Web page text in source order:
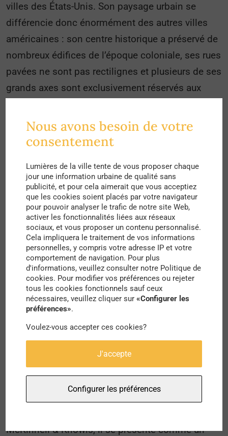
villes des États-Unis. Son paysage urbain se
différencie donc énormément des autres villes
américaines : son centre historique a préservé de
nombreux édifices de l’époque coloniale, ses rues
pavées ne sont pas rectilignes et plusieurs de ses
grands axes sont exclusivement réservés aux
davantage à l’horizontal
et qui se rapproche
finalement plus du standard européen.
Boston est considérée comme le joyau
architectural de la Nouvelle-Angleterre. À
l’identique des autres grandes villes de la région,
les autorités locales ont favorisé une préservation
du bâti ancien pour l’allier aux buildings
modernes. L’association donne alors lieu à un
mélange architectural atypique entre le style
géorgien et victorien des 18ème et 19èmesiècle, et
le style moderne et contemporain de la deuxième
moitié du 20 ème
Bien que la combinaison hétéroclite puisse
renvoyer à une certaine harmonie, quelques
édifices essuient plus de critiques que d’autres.
comme l’hôtel de ville “Boston City Hall”.
McKinnell & Knowls, il se présente comme un
Nous avons besoin de votre
consentement
Lumières de la ville tente de vous proposer chaque
jour une information urbaine de qualité sans
publicité, et pour cela aimerait que vous acceptiez
que les cookies soient placés par votre navigateur
pour pouvoir analyser le trafic de notre site Web,
activer les fonctionnalités liées aux réseaux
sociaux, et vous proposer un contenu personnalisé.
Cela impliquera le traitement de vos informations
personnelles, y compris votre adresse IP et votre
comportement de navigation. Pour plus
d'informations, veuillez consulter notre Politique de
cookies. Pour modifier vos préférences ou rejeter
tous les cookies fonctionnels sauf ceux
nécessaires, veuillez cliquer sur«Configurer les
préférences».
Voulez-vous accepter ces cookies?
J'accepte
Configurer les préférences